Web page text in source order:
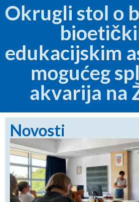
Okrugli stol o
edukacijskim
mogućeg
akvarija na
Novosti